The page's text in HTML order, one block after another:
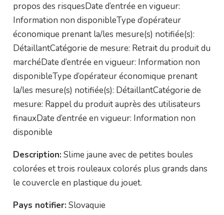
propos des risquesDate d’entrée en vigueur:
Information non disponibleType d’opérateur
économique prenant la/les mesure(s) notifiée(s):
DétaillantCatégorie de mesure: Retrait du produit du
marchéDate d’entrée en vigueur: Information non
disponibleType d’opérateur économique prenant
la/les mesure(s) notifiée(s): DétaillantCatégorie de
mesure: Rappel du produit auprès des utilisateurs
finauxDate d’entrée en vigueur: Information non
disponible
Description: Slime jaune avec de petites boules
colorées et trois rouleaux colorés plus grands dans
le couvercle en plastique du jouet.
Pays notifier: Slovaquie